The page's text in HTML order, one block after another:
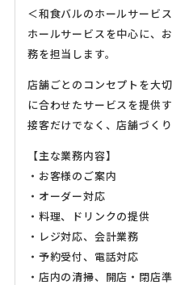
＜和食バルのホールサービ
ホールサービスを中心に、
務を担当します。
店舗ごとのコンセプトを大
に合わせたサービスを提供す
接客だけでなく、店舗づく
【主な業務内容】
・お客様のご案内
・オーダー対応
・料理、ドリンクの提供
・レジ対応、会計業務
・予約受付、電話対応
・店内の清掃、開店・閉店